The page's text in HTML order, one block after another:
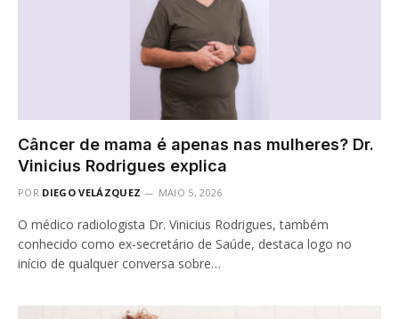
Câncer de mama é apenas nas mulheres? Dr.
Vinicius Rodrigues explica
POR DIEGO VELÁZQUEZ MAIO 5, 2026
O médico radiologista Dr. Vinicius Rodrigues, também
conhecido como ex-secretário de Saúde, destaca logo no
início de qualquer conversa sobre…